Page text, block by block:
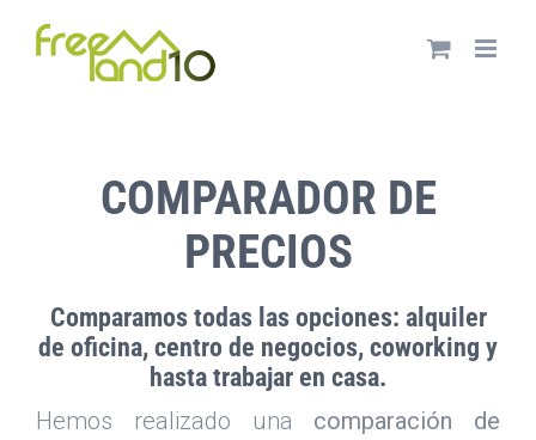
COMPARADOR DE
PRECIOS
Comparamos todas las opciones: alquiler
de oficina, centro de negocios, coworking y
hasta trabajar en casa.
Hemos realizado una comparación de